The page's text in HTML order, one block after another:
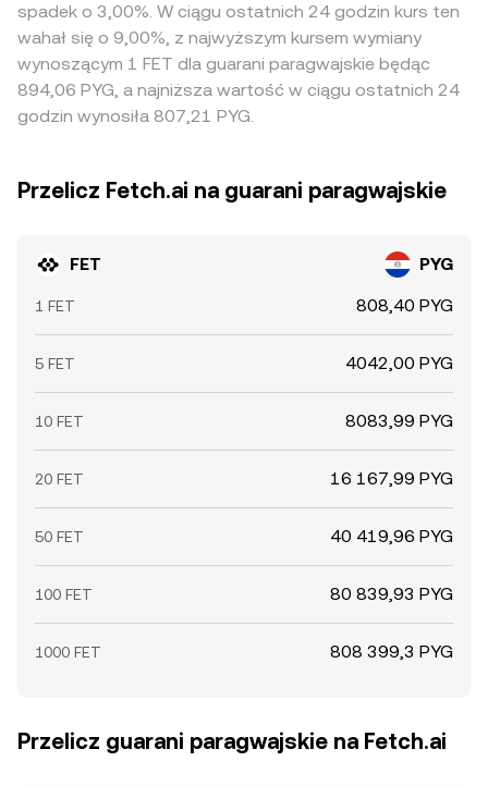
spadek o 3,00%. W ciągu ostatnich 24 godzin kurs ten
wahał się o 9,00%, z najwyższym kursem wymiany
wynoszącym 1 FET dla guarani paragwajskie będąc
894,06 PYG, a najniższa wartość w ciągu ostatnich 24
godzin wynosiła 807,21 PYG.
Przelicz Fetch.ai na guarani paragwajskie
FET PYG
1 FET 808,40 PYG
5 FET 4042,00 PYG
10 FET 8083,99 PYG
20 FET 16 167,99 PYG
50 FET 40 419,96 PYG
100 FET 80 839,93 PYG
1000 FET 808 399,3 PYG
Przelicz guarani paragwajskie na Fetch.ai